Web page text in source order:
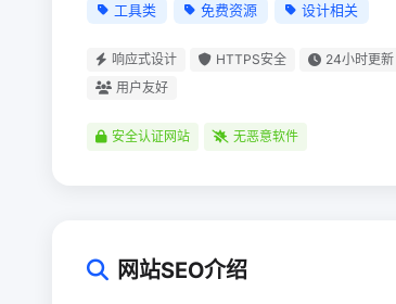
工具类 免费资源 设计相关
响应式设计 HTTPS安全
24小时更新
用户友好
安全认证网站 无恶意软件
网站SEO介绍